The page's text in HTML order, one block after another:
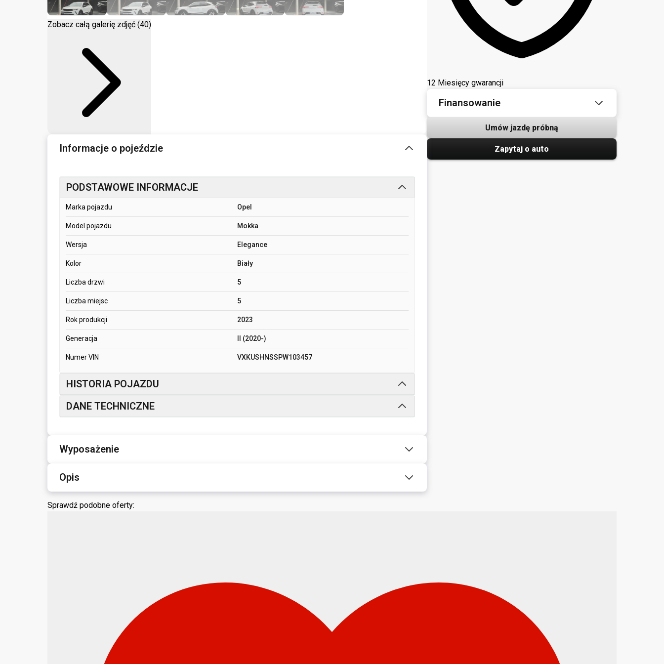
Zobacz całą galerię zdjęć (40)
Informacje o pojeździe
PODSTAWOWE INFORMACJE
Marka pojazdu Opel
Model pojazdu Mokka
Wersja Elegance
Kolor Biały
Liczba drzwi 5
Liczba miejsc 5
Rok produkcji 2023
Generacja II (2020-)
Numer VIN VXKUSHNSSPW103457
HISTORIA POJAZDU
DANE TECHNICZNE
Wyposażenie
Opis
12 Miesięcy gwarancji
Finansowanie
Umów jazdę próbną
Zapytaj o auto
Sprawdź podobne oferty: